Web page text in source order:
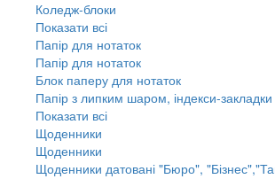
Коледж-блоки
Показати всі
Папір для нотаток
Папір для нотаток
Блок паперу для нотаток
Папір з липким шаром, індекси-закладки
Показати всі
Щоденники
Щоденники
Щоденники датовані "Бюро",